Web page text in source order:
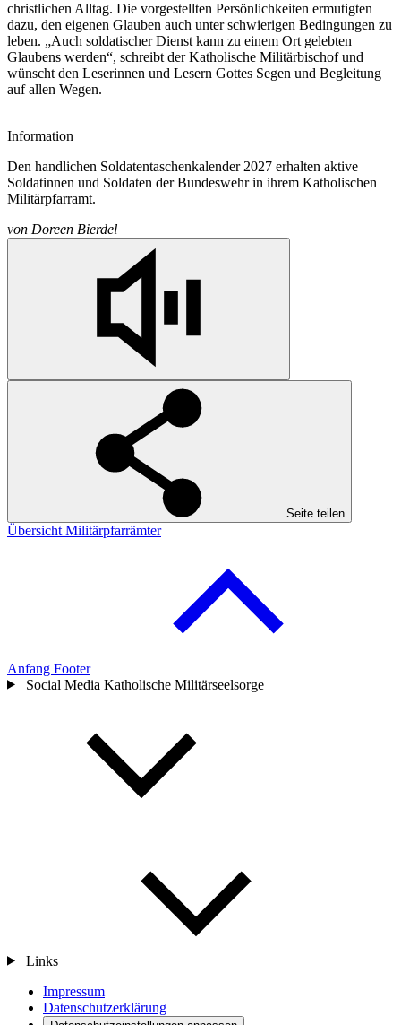
christlichen Alltag. Die vorgestellten Persönlichkeiten ermutigten
dazu, den eigenen Glauben auch unter schwierigen Bedingungen zu
leben. „Auch soldatischer Dienst kann zu einem Ort gelebten
Glaubens werden“, schreibt der Katholische Militärbischof und
wünscht den Leserinnen und Lesern Gottes Segen und Begleitung
auf allen Wegen.
Information
Den handlichen Soldatentaschenkalender 2027 erhalten aktive
Soldatinnen und Soldaten der Bundeswehr in ihrem Katholischen
Militärpfarramt.
von Doreen Bierdel
Seite teilen
Übersicht Militärpfarrämter
Anfang Footer
Social Media Katholische Militärseelsorge
Links
Impressum
Datenschutzerklärung